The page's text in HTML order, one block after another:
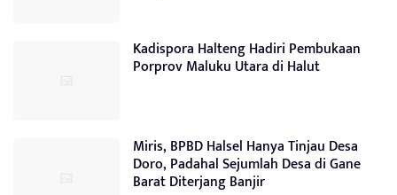
Kadispora Halteng Hadiri Pembukaan
Porprov Maluku Utara di Halut
Miris, BPBD Halsel Hanya Tinjau Desa
Doro, Padahal Sejumlah Desa di Gane
Barat Diterjang Banjir